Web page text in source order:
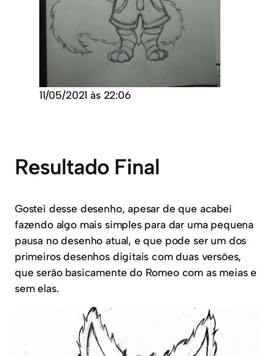
11/05/2021 às 22:06
Resultado Final
Gostei desse desenho, apesar de que acabei
fazendo algo mais simples para dar uma pequena
pausa no desenho atual, e que pode ser um dos
primeiros desenhos digitais com duas versões,
que serão basicamente do Romeo com as meias e
sem elas.